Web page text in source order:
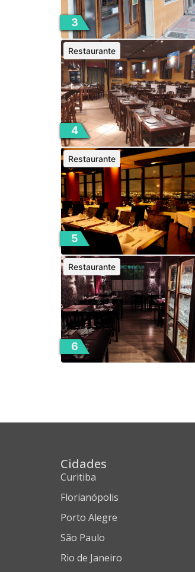
3
4
Restaurante
5
Restaurante
6
Restaurante
Cidades
Curitiba
Florianópolis
Porto Alegre
São Paulo
Rio de Janeiro